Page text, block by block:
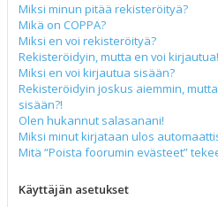
Miksi minun pitää rekisteröityä?
Mikä on COPPA?
Miksi en voi rekisteröityä?
Rekisteröidyin, mutta en voi kirjautua!
Miksi en voi kirjautua sisään?
Rekisteröidyin joskus aiemmin,
sisään?!
Olen hukannut salasanani!
Miksi minut kirjataan ulos
Mitä “Poista foorumin evästeet”
Käyttäjän asetukset